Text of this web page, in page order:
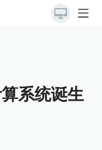
系统诞生